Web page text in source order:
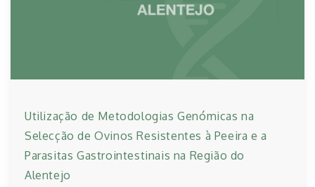
Utilização de Metodologias Genómicas na
Selecção de Ovinos Resistentes à Peeira e a
Parasitas Gastrointestinais na Região do
Alentejo